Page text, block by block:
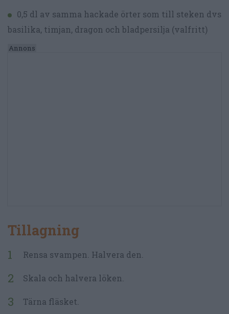
0,5 dl av samma hackade örter som till steken dvs
basilika, timjan, dragon och bladpersilja (valfritt)
Tillagning
Rensa svampen. Halvera den.
Skala och halvera löken.
Tärna fläsket.